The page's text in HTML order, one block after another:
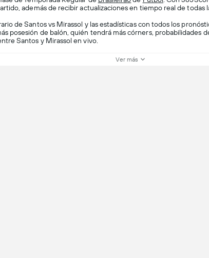
además de recibir actualizaciones en tiempo real de todas
de Santos vs Mirassol y las estadísticas con todos los
posesión de balón, quién tendrá más córners, probabilidades
Santos y Mirassol en vivo.
Ver más